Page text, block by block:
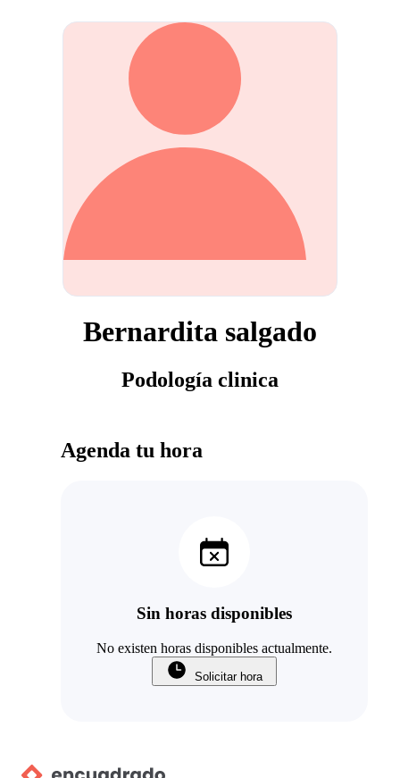
Bernardita salgado
Podología clinica
Agenda tu hora
Sin horas disponibles
No existen horas disponibles actualmente.
Solicitar hora